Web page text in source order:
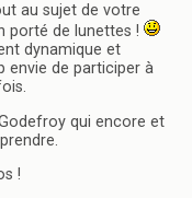
au sujet de votre
porté de lunettes !
dynamique et
envie de participer à
qui encore et
!